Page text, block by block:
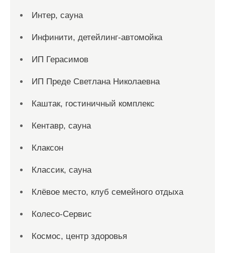
Интер, сауна
Инфинити, детейлинг-автомойка
ИП Герасимов
ИП Преде Светлана Николаевна
Каштак, гостиничный комплекс
Кентавр, сауна
Клаксон
Классик, сауна
Клёвое место, клуб семейного отдыха
Колесо-Сервис
Космос, центр здоровья